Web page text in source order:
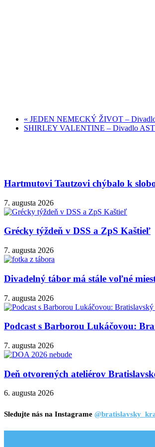
« JEDEN NEMECKÝ ŽIVOT –
SHIRLEY VALENTINE – Divadlo
Hartmutovi Tautzovi chýbalo k
7. augusta 2026
Grécky týždeň v DSS a ZpS Kaštieľ
7. augusta 2026
Divadelný tábor má stále voľné
7. augusta 2026
Podcast s Barborou Lukáčovou:
7. augusta 2026
Deň otvorených ateliérov
6. augusta 2026
Sledujte nás na Instagrame